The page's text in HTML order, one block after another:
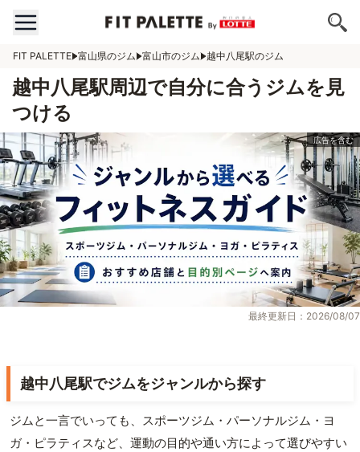
FIT PALETTE 富山県のジム 富山市のジム 越中八尾駅のジム
越中八尾駅周辺で自分に合うジムを見
つける
最終更新日：2026/08/07
越中八尾駅でジムをジャンルから探す
ジムと一言でいっても、スポーツジム・パーソナルジム・ヨ
ガ・ピラティスなど、運動の目的や通い方によって選びやすい